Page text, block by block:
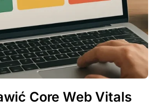
Core Web Vitals